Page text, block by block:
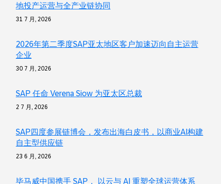
地投产运营与全产业链协同
31 7 月, 2026
2026年第二季度SAP亚太地区客户加速迈向自主运营
企业
30 7 月, 2026
SAP 任命 Verena Siow 为亚太区总裁
2 7 月, 2026
SAP四度参展链博会，发布出海白皮书，以商业AI构建
自主型供应链
23 6 月, 2026
毕马威中国携手 SAP， 以云与 AI 重塑全球运营体系